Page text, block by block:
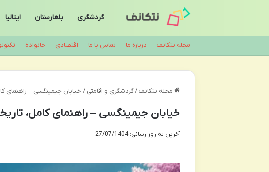
گردشگری بلغارستان ایتالیا
مجله نتکانف درباره ما تماس با ما اقتصادی خانواده
مجله نتکانف / گردشگری و اقامتی / خیابان جیمینگسی – راهنمای
خیابان جیمینگسی – راهنمای کامل،
آخرین به روز رسانی: 27/07/1404